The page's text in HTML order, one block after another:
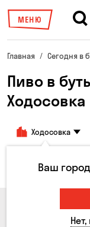
МЕНЮ
Главная Сегодня в
Пиво в
Ходосовка
Ходосовка
Все товары
Ваш